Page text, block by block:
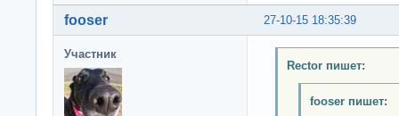
27-10-15 18:35:39
fooser
Участник
Rector пишет:
fooser пишет: